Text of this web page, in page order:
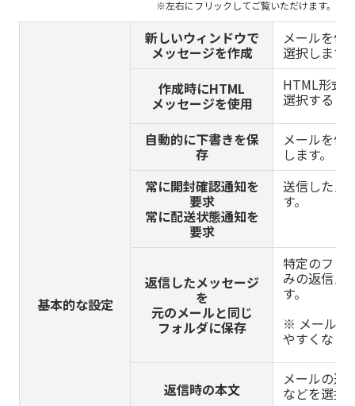
基本的な設定
新しいウィンドウで
メッセージを作成
メールを作
選択します
作成時にHTML
メッセージを使用
HTML形式
選択すると
自動的に下書きを保
存
メールを作
します。
常に開封確認通知を
要求
常に配送状態通知を
要求
送信したメ
す。
返信したメッセージ
を
元のメールと同じ
フォルダに保存
特定のフォ
みの返信メ
す。
※ メール一
やすくなり
返信時の本文
メールの返
などを選択